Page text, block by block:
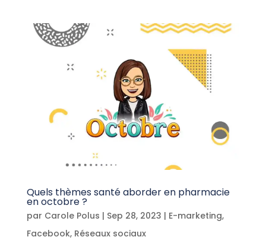
Quels thèmes santé aborder en pharmacie
en octobre ?
par Carole Polus | Sep 28, 2023 | E-marketing,
Facebook, Réseaux sociaux